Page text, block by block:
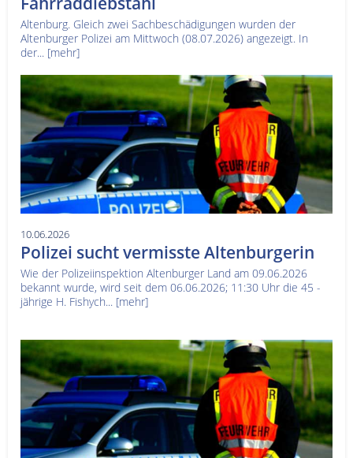
Altenburg. Gleich zwei Sachbeschädigungen wurden der
Altenburger Polizei am Mittwoch (08.07.2026) angezeigt. In
der... [mehr]
10.06.2026
Polizei sucht vermisste Altenburgerin
Wie der Polizeiinspektion Altenburger Land am 09.06.2026
bekannt wurde, wird seit dem 06.06.2026; 11:30 Uhr die 45 -
jährige H. Fishych... [mehr]